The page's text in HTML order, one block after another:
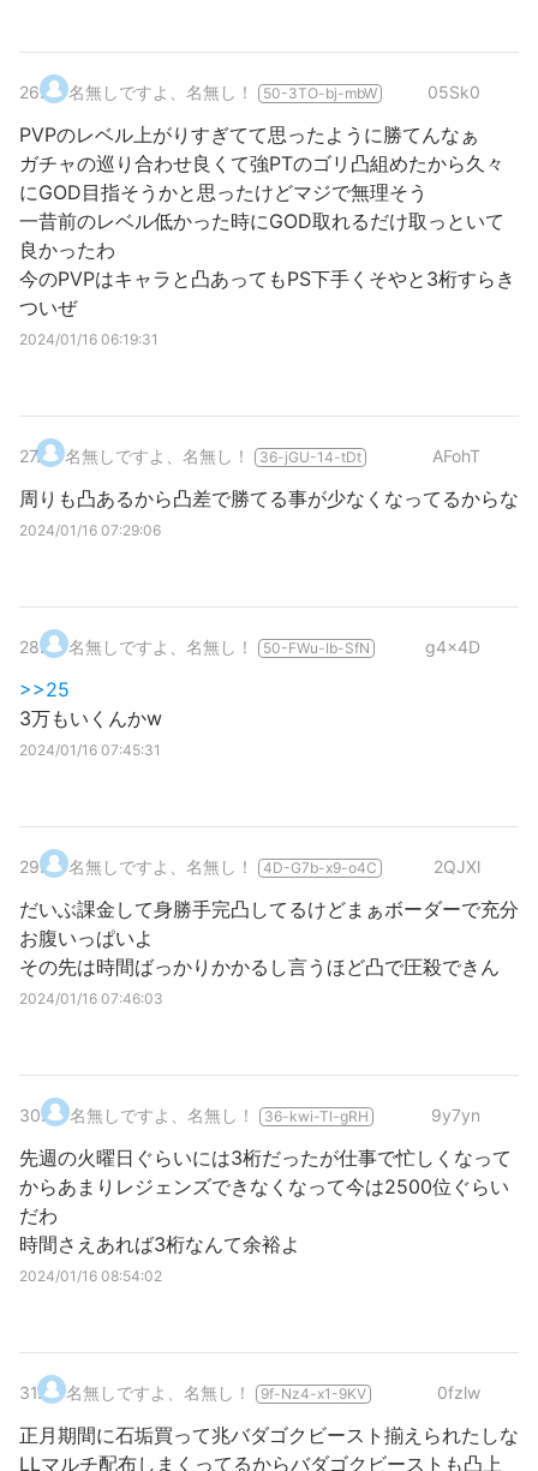
26. 名無しですよ、名無し！ 50-3TO-bj-mbW 05Sk0
PVPのレベル上がりすぎてて思ったように勝てんなぁ
ガチャの巡り合わせ良くて強PTのゴリ凸組めたから久々
にGOD目指そうかと思ったけどマジで無理そう
一昔前のレベル低かった時にGOD取れるだけ取っといて
良かったわ
今のPVPはキャラと凸あってもPS下手くそやと3桁すらき
ついぜ
2024/01/16 06:19:31
27. 名無しですよ、名無し！ 36-jGU-14-tDt AFohT
周りも凸あるから凸差で勝てる事が少なくなってるからな
2024/01/16 07:29:06
28. 名無しですよ、名無し！ 50-FWu-Ib-SfN g4x4D
>>25
3万もいくんかw
2024/01/16 07:45:31
29. 名無しですよ、名無し！ 4D-G7b-x9-o4C 2QJXl
だいぶ課金して身勝手完凸してるけどまぁボーダーで充分
お腹いっぱいよ
その先は時間ばっかりかかるし言うほど凸で圧殺できん
2024/01/16 07:46:03
30. 名無しですよ、名無し！ 36-kwi-Tl-gRH 9y7yn
先週の火曜日ぐらいには3桁だったが仕事で忙しくなって
からあまりレジェンズできなくなって今は2500位ぐらい
だわ
時間さえあれば3桁なんて余裕よ
2024/01/16 08:54:02
31. 名無しですよ、名無し！ 9f-Nz4-x1-9KV 0fzlw
正月期間に石垢買って兆バダゴクビースト揃えられたしな
LLマルチ配布しまくってるからバダゴクビーストも凸上